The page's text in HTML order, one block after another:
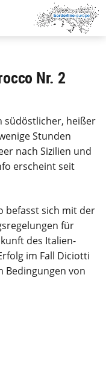
Nr. 2
südöstlicher, heißer
Stunden
nach Sizilien und
erscheint seit
befasst sich mit der
für
des Italien-
im Fall Diciotti
Bedingungen von